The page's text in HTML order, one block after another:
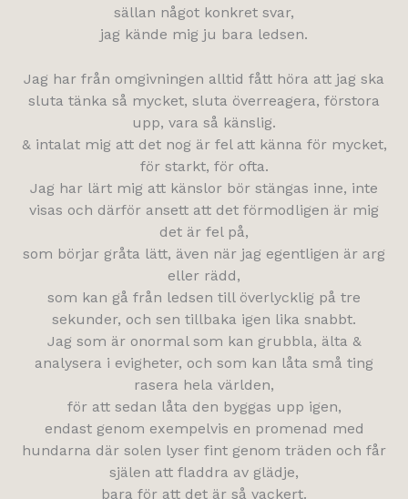
sällan något konkret svar,
jag kände mig ju bara ledsen.
Jag har från omgivningen alltid fått höra att jag ska
sluta tänka så mycket, sluta överreagera, förstora
upp, vara så känslig.
& intalat mig att det nog är fel att känna för mycket,
för starkt, för ofta.
Jag har lärt mig att känslor bör stängas inne, inte
visas och därför ansett att det förmodligen är mig
det är fel på,
som börjar gråta lätt, även när jag egentligen är arg
eller rädd,
som kan gå från ledsen till överlycklig på tre
sekunder, och sen tillbaka igen lika snabbt.
Jag som är onormal som kan grubbla, älta &
analysera i evigheter, och som kan låta små ting
rasera hela världen,
för att sedan låta den byggas upp igen,
endast genom exempelvis en promenad med
hundarna där solen lyser fint genom träden och får
själen att fladdra av glädje,
bara för att det är så vackert.